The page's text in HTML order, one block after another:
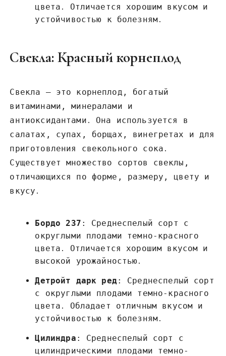
цвета․ Отличается хорошим вкусом и
устойчивостью к болезням․
Свекла: Красный корнеплод
Свекла – это корнеплод, богатый
витаминами, минералами и
антиоксидантами․ Она используется в
салатах, супах, борщах, винегретах и для
приготовления свекольного сока․
Существует множество сортов свеклы,
отличающихся по форме, размеру, цвету и
вкусу․
Бордо 237 : Среднеспелый сорт с
округлыми плодами темно-красного
цвета․ Отличается хорошим вкусом и
высокой урожайностью․
Детройт дарк ред: Среднеспелый сорт
с округлыми плодами темно-красного
цвета․ Обладает отличным вкусом и
устойчивостью к болезням․
Цилиндра : Среднеспелый сорт с
цилиндрическими плодами темно-